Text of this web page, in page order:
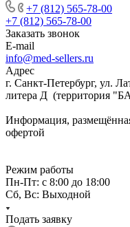
+7 (812) 565-78-00
+7 (812) 565-78-00
Заказать звонок
E-mail
info@med-sellers.ru
Адрес
г. Санкт-Петербург, ул.
литера Д (территория
Информация,
офертой
Режим работы
Пн-Пт: с 8:00 до 18:00
Сб, Вс: Выходной
Подать заявку